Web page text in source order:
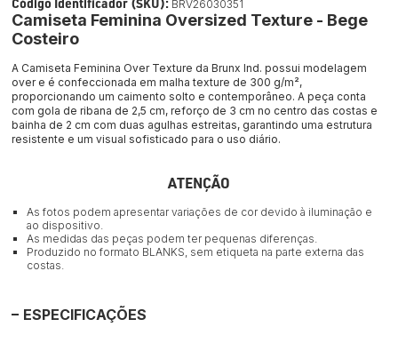
BRV26030351
Camiseta Feminina Oversized Texture - Bege
Costeiro
A Camiseta Feminina Over Texture da Brunx Ind. possui modelagem
over e é confeccionada em malha texture de 300 g/m²,
proporcionando um caimento solto e contemporâneo. A peça conta
com gola de ribana de 2,5 cm, reforço de 3 cm no centro das costas e
bainha de 2 cm com duas agulhas estreitas, garantindo uma estrutura
resistente e um visual sofisticado para o uso diário.
ATENÇÃO
As fotos podem apresentar variações de cor devido à iluminação e
ao dispositivo.
As medidas das peças podem ter pequenas diferenças.
Produzido no formato BLANKS, sem etiqueta na parte externa das
costas.
ESPECIFICAÇÕES